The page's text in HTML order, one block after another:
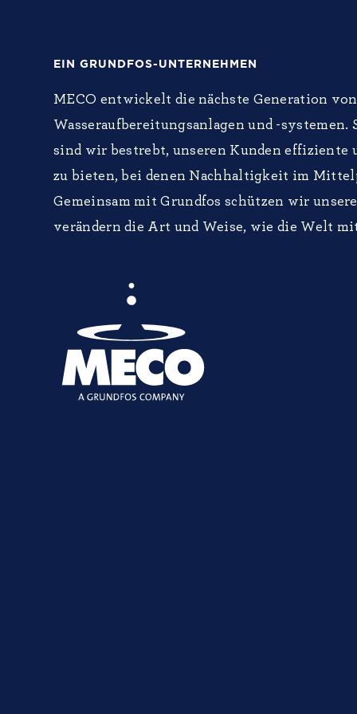
EIN GRUNDFOS-UNTERNEHMEN
MECO entwickelt die nächste Generation von
Wasseraufbereitungsanlagen und -systemen.
sind wir bestrebt, unseren Kunden effiziente
zu bieten, bei denen Nachhaltigkeit im
Gemeinsam mit Grundfos schützen wir
verändern die Art und Weise, wie die Welt